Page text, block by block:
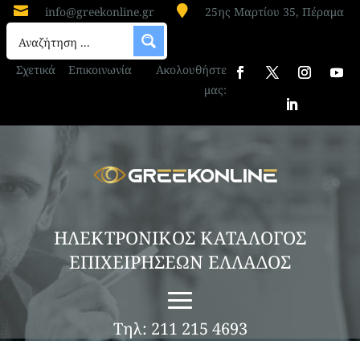
 info@greekonline.gr  25ης Μαρτίου 35, Πέραμα
Σχετικά Επικοινωνία
Ακολουθήστε
μας:
ΗΛΕΚΤΡΟΝΙΚΟΣ ΚΑΤΑΛΟΓΟΣ
ΕΠΙΧΕΙΡΗΣΕΩΝ ΕΛΛΑΔΟΣ
Τηλ: 211 215 4693